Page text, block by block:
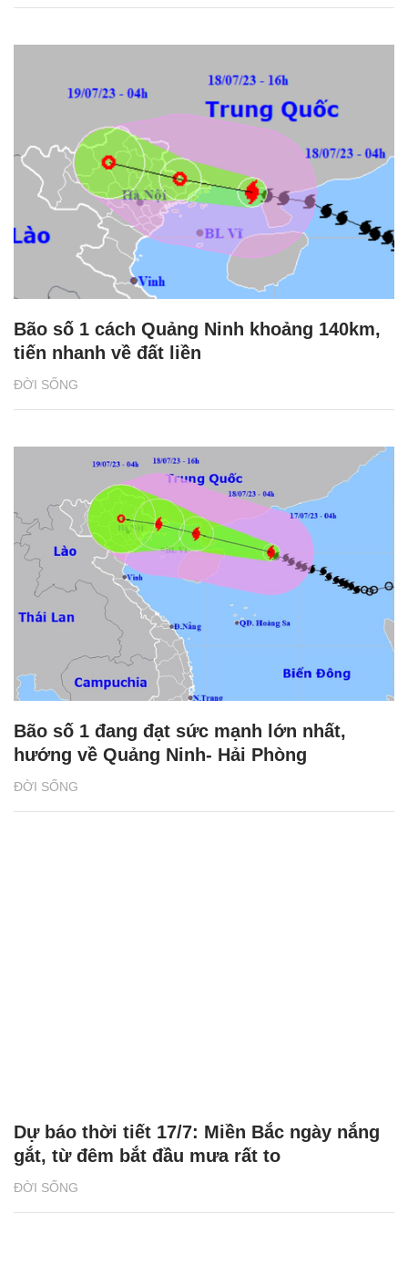
ĐỜI SỐNG
Bão số 1 cách Quảng Ninh khoảng 140km,
tiến nhanh về đất liền
ĐỜI SỐNG
Bão số 1 đang đạt sức mạnh lớn nhất,
hướng về Quảng Ninh- Hải Phòng
ĐỜI SỐNG
Dự báo thời tiết 17/7: Miền Bắc ngày nắng
gắt, từ đêm bắt đầu mưa rất to